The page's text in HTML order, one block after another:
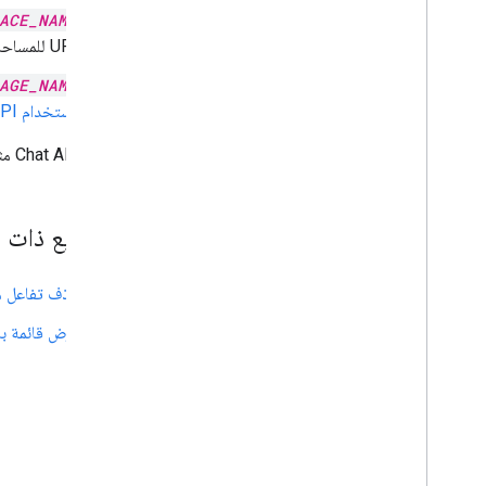
URL للمساحة.
باستخدام Chat API، أو باستخدام الاسم المخصّص الذي تم تعيينه للرسالة عند إنشائها.
مواضيع
حذف تفاعل
عرض قائمة